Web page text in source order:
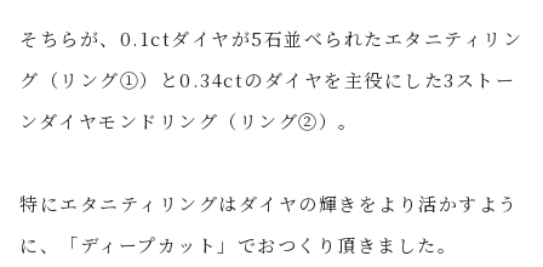
そちらが、 0.1ctダイヤが5石並べられたエタニティリン
グ（リング①）と0.34ctのダイヤを主役にした3 ストー
ンダイヤモンドリング（リング②）。
特にエタニティリングはダイヤの輝きをより活かすよう
に、「ディープカット」でおつくり頂きました。